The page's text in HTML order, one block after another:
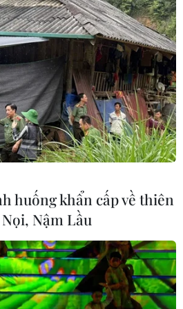
huống khẩn cấp về thiên
Nậm Lầu